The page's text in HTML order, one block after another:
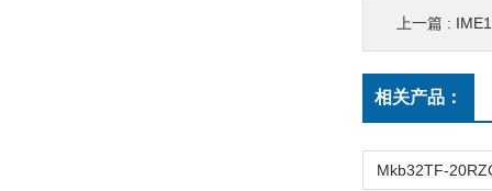
上一篇 :
相关产品：